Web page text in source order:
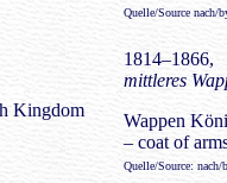
Quelle/Source nach/
1814–1866,
mittleres
Wappen
– coat of
Quelle/Source: